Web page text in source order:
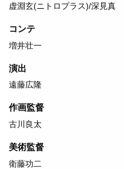
虚淵玄(ニトロプラス)/深見真
コンテ
増井壮一
演出
遠藤広隆
作画監督
古川良太
美術監督
衛藤功二